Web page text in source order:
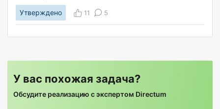
Утверждено 11 5
У вас похожая задача?
Обсудите реализацию с экспертом Directum